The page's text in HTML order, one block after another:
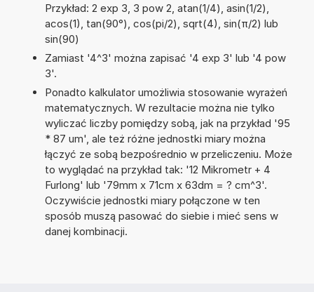
Przykład: 2 exp 3, 3 pow 2, atan(1/4), asin(1/2),
acos(1), tan(90°), cos(pi/2), sqrt(4), sin(π/2) lub
sin(90)
Zamiast '4^3' można zapisać '4 exp 3' lub '4 pow
3'.
Ponadto kalkulator umożliwia stosowanie wyrażeń
matematycznych. W rezultacie można nie tylko
wyliczać liczby pomiędzy sobą, jak na przykład '95
* 87 um', ale też różne jednostki miary można
łączyć ze sobą bezpośrednio w przeliczeniu. Może
to wyglądać na przykład tak: '12 Mikrometr + 4
Furlong' lub '79mm x 71cm x 63dm = ? cm^3'.
Oczywiście jednostki miary połączone w ten
sposób muszą pasować do siebie i mieć sens w
danej kombinacji.